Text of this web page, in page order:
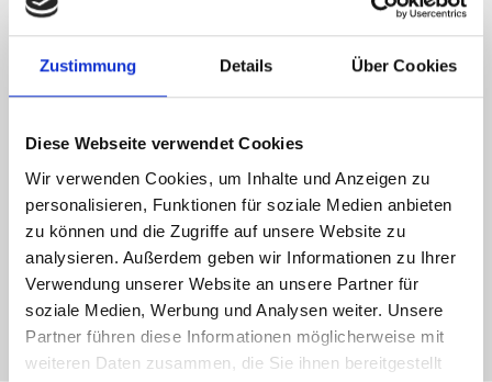
Zustimmung Details Über Cookies
Diese Webseite verwendet Cookies
Wir verwenden Cookies, um Inhalte und Anzeigen zu
personalisieren, Funktionen für soziale Medien anbieten
zu können und die Zugriffe auf unsere Website zu
analysieren. Außerdem geben wir Informationen zu Ihrer
Verwendung unserer Website an unsere Partner für
soziale Medien, Werbung und Analysen weiter. Unsere
Partner führen diese Informationen möglicherweise mit
weiteren Daten zusammen, die Sie ihnen bereitgestellt
elektronisch erhoben und gespeichert werden.
Hinweis: Sie können Ihre Einwilligung jederzeit für die Zukunft per E-Mail
an info@hegerich-immobilien.de widerrufen. *
Absenden